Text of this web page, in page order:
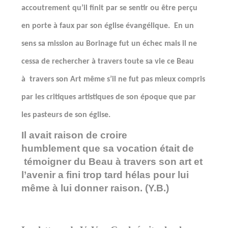
accoutrement qu’il finit par se sentir ou être perçu
en porte à faux par son église évangélique. En un
sens sa mission au Borinage fut un échec mais il ne
cessa de rechercher à travers toute sa vie ce Beau
à travers son Art même s’il ne fut pas mieux compris
par les critiques artistiques de son époque que par
les pasteurs de son église.
Il avait raison de croire
humblement que sa vocation était de
témoigner du Beau à travers son art et
l’avenir a fini trop tard hélas pour lui
même à lui donner raison. (Y.B.)